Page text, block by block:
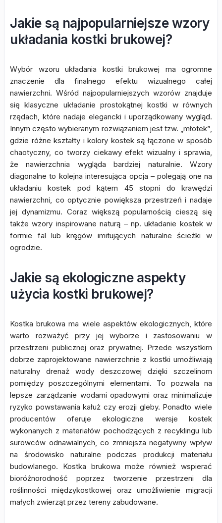
Jakie są najpopularniejsze wzory
układania kostki brukowej?
Wybór wzoru układania kostki brukowej ma ogromne
znaczenie dla finalnego efektu wizualnego całej
nawierzchni. Wśród najpopularniejszych wzorów znajduje
się klasyczne układanie prostokątnej kostki w równych
rzędach, które nadaje elegancki i uporządkowany wygląd.
Innym często wybieranym rozwiązaniem jest tzw. „młotek”,
gdzie różne kształty i kolory kostek są łączone w sposób
chaotyczny, co tworzy ciekawy efekt wizualny i sprawia,
że nawierzchnia wygląda bardziej naturalnie. Wzory
diagonalne to kolejna interesująca opcja – polegają one na
układaniu kostek pod kątem 45 stopni do krawędzi
nawierzchni, co optycznie powiększa przestrzeń i nadaje
jej dynamizmu. Coraz większą popularnością cieszą się
także wzory inspirowane naturą – np. układanie kostek w
formie fal lub kręgów imitujących naturalne ścieżki w
ogrodzie.
Jakie są ekologiczne aspekty
użycia kostki brukowej?
Kostka brukowa ma wiele aspektów ekologicznych, które
warto rozważyć przy jej wyborze i zastosowaniu w
przestrzeni publicznej oraz prywatnej. Przede wszystkim
dobrze zaprojektowane nawierzchnie z kostki umożliwiają
naturalny drenaż wody deszczowej dzięki szczelinom
pomiędzy poszczególnymi elementami. To pozwala na
lepsze zarządzanie wodami opadowymi oraz minimalizuje
ryzyko powstawania kałuż czy erozji gleby. Ponadto wiele
producentów oferuje ekologiczne wersje kostek
wykonanych z materiałów pochodzących z recyklingu lub
surowców odnawialnych, co zmniejsza negatywny wpływ
na środowisko naturalne podczas produkcji materiału
budowlanego. Kostka brukowa może również wspierać
bioróżnorodność poprzez tworzenie przestrzeni dla
roślinności międzykostkowej oraz umożliwienie migracji
małych zwierząt przez tereny zabudowane.